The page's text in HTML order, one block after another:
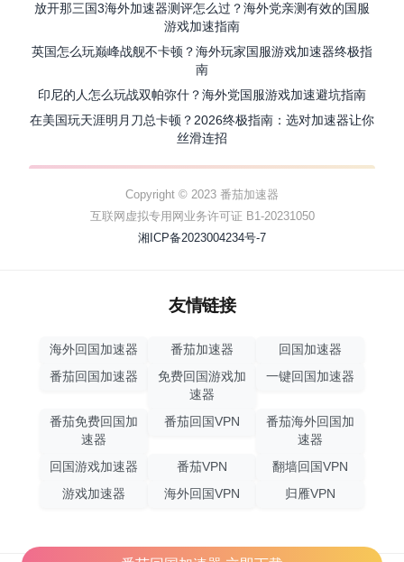
放开那三国3海外加速器测评怎么过？海外党亲测有效的国服
游戏加速指南
英国怎么玩巅峰战舰不卡顿？海外玩家国服游戏加速器终极指
南
印尼的人怎么玩战双帕弥什？海外党国服游戏加速避坑指南
在美国玩天涯明月刀总卡顿？2026终极指南：选对加速器让你
丝滑连招
Copyright © 2023 番茄加速器
互联网虚拟专用网业务许可证 B1-20231050
湘ICP备2023004234号-7
友情链接
海外回国加速器 番茄加速器
回国加速器
番茄回国加速器
免费回国游戏加
速器
一键回国加速器
番茄免费回国加
速器
番茄回国VPN
番茄海外回国加
速器
回国游戏加速器
番茄VPN
翻墙回国VPN
游戏加速器
海外回国VPN 归雁VPN